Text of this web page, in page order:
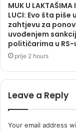
MUK U LAKTAŠIMA
LUCI: Evo šta piše u
zahtjevu za
uvođenjem
političarima u RS-
prije 2 hours
Leave a Reply
Your email address